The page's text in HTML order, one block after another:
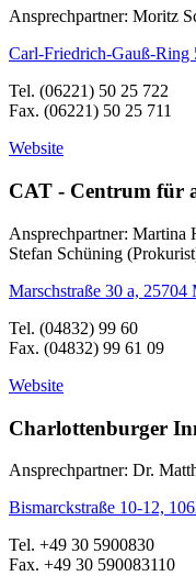
Ansprechpartner: Moritz
Carl-Friedrich-Gauß-Ring
Tel. (06221) 50 25 722
Fax. (06221) 50 25 711
Website
CAT - Centrum für
Ansprechpartner: Martina
Stefan Schüning
Marschstraße 30 a, 25704
Tel. (04832) 99 60
Fax. (04832) 99 61 09
Website
Charlottenburger
Ansprechpartner: Dr.
Bismarckstraße 10-12,
Tel. +49 30 5900830
Fax. +49 30 590083110